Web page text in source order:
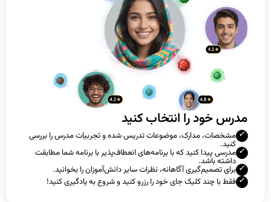
مدرس خود را انتخاب کنید
مشخصات، مدارک، موضوعات تدریس شده و تجربیات مدرس را بررسی
کنید.
مدرسی پیدا کنید که با برنامه‌های انعطاف‌پذیر با برنامه شما مطابقت
داشته باشد.
برای تصمیم‌گیری آگاهانه، نظرات سایر دانش‌آموزان را بخوانید.
فقط با چند کلیک جای خود را رزرو کنید و شروع به یادگیری کنید!